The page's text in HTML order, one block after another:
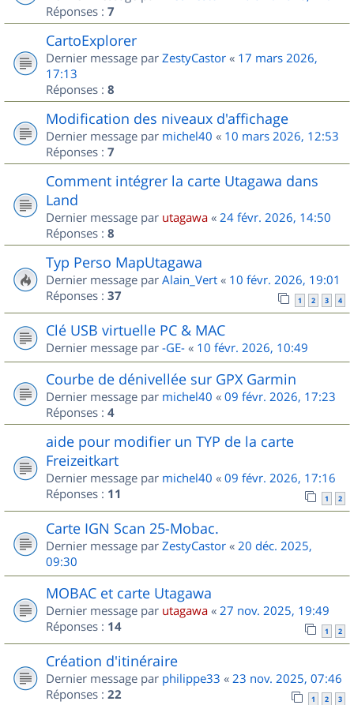
Réponses : 7
CartoExplorer
Dernier message par ZestyCastor « 17 mars 2026,
17:13
Réponses : 8
Modification des niveaux d'affichage
Dernier message par michel40 « 10 mars 2026, 12:53
Réponses : 7
Comment intégrer la carte Utagawa dans
Land
Dernier message par utagawa « 24 févr. 2026, 14:50
Réponses : 8
Typ Perso MapUtagawa
Dernier message par Alain_Vert « 10 févr. 2026, 19:01
Réponses : 37 1 2 3 4
Clé USB virtuelle PC & MAC
Dernier message par -GE- « 10 févr. 2026, 10:49
Courbe de dénivellée sur GPX Garmin
Dernier message par michel40 « 09 févr. 2026, 17:23
Réponses : 4
aide pour modifier un TYP de la carte
Freizeitkart
Dernier message par michel40 « 09 févr. 2026, 17:16
Réponses : 11 1 2
Carte IGN Scan 25-Mobac.
Dernier message par ZestyCastor « 20 déc. 2025,
09:30
MOBAC et carte Utagawa
Dernier message par utagawa « 27 nov. 2025, 19:49
Réponses : 14 1 2
Création d'itinéraire
Dernier message par philippe33 « 23 nov. 2025, 07:46
Réponses : 22 1 2 3